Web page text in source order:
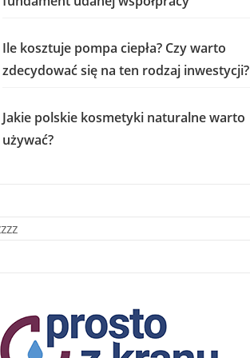
Ile kosztuje pompa ciepła? Czy warto
zdecydować się na ten rodzaj inwestycji?
Jakie polskie kosmetyki naturalne warto
używać?